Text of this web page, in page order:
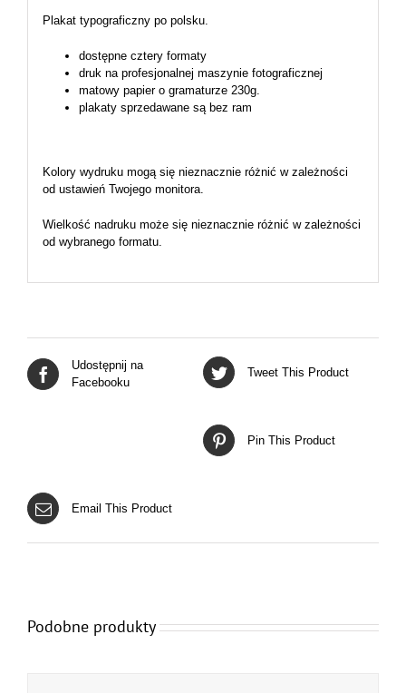
Plakat typograficzny po polsku.
dostępne cztery formaty
druk na profesjonalnej maszynie fotograficznej
matowy papier o gramaturze 230g.
plakaty sprzedawane są bez ram
Kolory wydruku mogą się nieznacznie różnić w zależności
od ustawień Twojego monitora.
Wielkość nadruku może się nieznacznie różnić w zależności
od wybranego formatu.
Udostępnij na
Facebooku
Tweet This Product
Pin This Product
Email This Product
Podobne produkty